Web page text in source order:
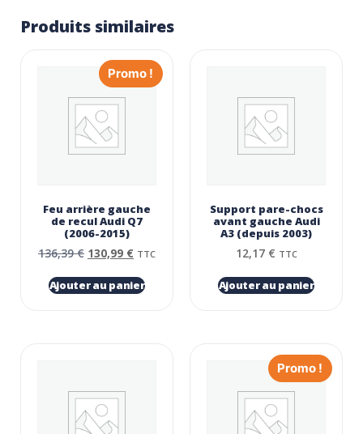
Produits similaires
Promo !
Feu arrière gauche
de recul Audi Q7
(2006-2015)
136,39€ 130,99 € TTC
Ajouter au panier
Support pare-chocs
avant gauche Audi
A3 (depuis 2003)
12,17 € TTC
Ajouter au panier
Promo !